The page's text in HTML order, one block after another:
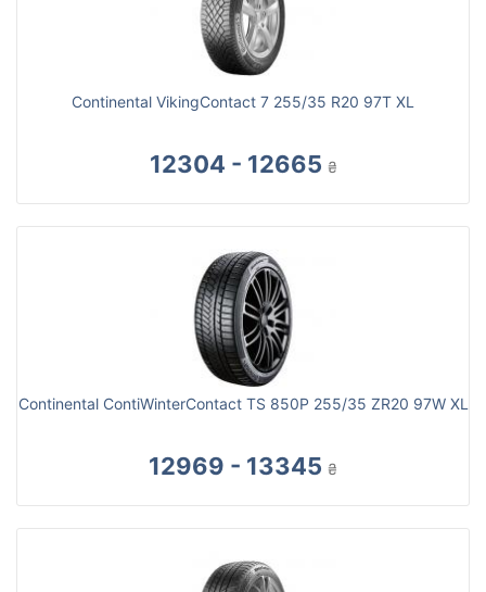
Continental VikingContact 7 255/35 R20 97T XL
12304 - 12665 ₴
Continental ContiWinterContact TS 850P 255/35 ZR20 97W XL
12969 - 13345 ₴